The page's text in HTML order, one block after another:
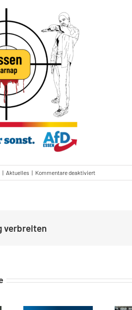
| Aktuelles | Kommentare deaktiviertfür
Weitere
verbreiten